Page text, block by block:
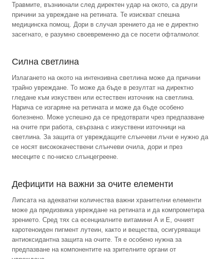
Травмите, възникнали след директен удар на окото, са други
причини за увреждане на ретината. Те изискват спешна
медицинска помощ. Дори в случая зрението да не е директно
засегнато, е разумно своевременно да се посети офталмолог.
Силна светлина
Излагането на окото на интензивна светлина може да причини
трайно увреждане. То може да бъде в резултат на директно
гледане към изкуствен или естествен източник на светлина.
Нарича се изгаряне на ретината и може да бъде особено
болезнено. Може успешно да се предотврати чрез предпазване
на очите при работа, свързана с изкуствени източници на
светлина. За защита от увреждащите слънчеви лъчи е нужно да
се носят висококачествени слънчеви очила, дори и през
месеците с по-ниско слънцегреене.
Дефицити на важни за очите елементи
Липсата на адекватни количества важни хранителни елементи
може да предизвика увреждане на ретината и да компрометира
зрението. Сред тях са есенциалните витамини А и Е, очният
каротеноиден пигмент лутеин, както и вещества, осигуряващи
антиоксидантна защита на очите. Тя е особено нужна за
предпазване на компонентите на зрителните органи от